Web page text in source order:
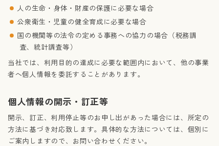
人の生命・身体・財産の保護に必要な場合
公衆衛生・児童の健全育成に必要な場合
国の機関等の法令の定める事務への協力の場合（税務調
査、統計調査等）
当社では、利用目的の達成に必要な範囲内において、他の事業
者へ個人情報を委託することがあります。
個人情報の開示・訂正等
開示、訂正、利用停止等のお申し出があった場合には、所定の
方法に基づき対応致します。具体的な方法については、個別に
ご案内しますので、お問い合わせください。